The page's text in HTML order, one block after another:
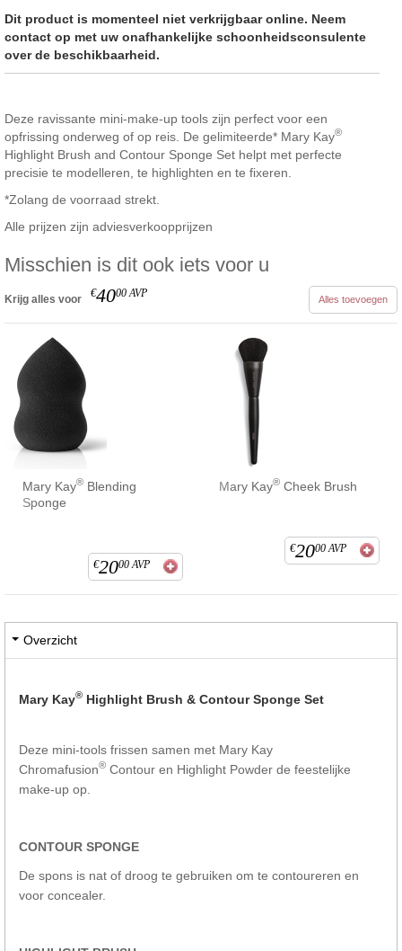
Dit product is momenteel niet verkrijgbaar online. Neem
contact op met uw onafhankelijke schoonheidsconsulente
over de beschikbaarheid.
Deze ravissante mini-make-up tools zijn perfect voor een
opfrissing onderweg of op reis. De gelimiteerde* Mary Kay®
Highlight Brush and Contour Sponge Set helpt met perfecte
precisie te modelleren, te highlighten en te fixeren.
*Zolang de voorraad strekt.
Alle prijzen zijn adviesverkoopprijzen
Misschien is dit ook iets voor u
Krijg alles voor €4000 AVP Alles toevoegen
Mary Kay® Blending
Sponge
€2000 AVP
Mary Kay® Cheek Brush
€2000 AVP
Overzicht
Mary Kay® Highlight Brush & Contour Sponge Set
Deze mini-tools frissen samen met Mary Kay
Chromafusion® Contour en Highlight Powder de feestelijke
make-up op.
CONTOUR SPONGE
De spons is nat of droog te gebruiken om te contoureren en
voor concealer.